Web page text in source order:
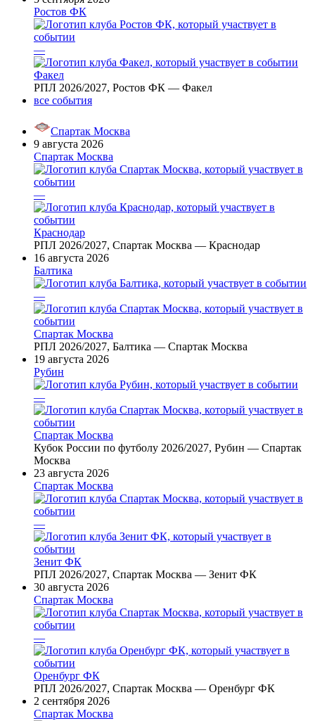
Ростов ФК
—
Факел
РПЛ 2026/2027, Ростов ФК — Факел
все события
Спартак Москва
9 августа 2026
Спартак Москва
—
Краснодар
РПЛ 2026/2027, Спартак Москва — Краснодар
16 августа 2026
Балтика
—
Спартак Москва
РПЛ 2026/2027, Балтика — Спартак Москва
19 августа 2026
Рубин
—
Спартак Москва
Кубок России по футболу 2026/2027, Рубин — Спартак
Москва
23 августа 2026
Спартак Москва
—
Зенит ФК
РПЛ 2026/2027, Спартак Москва — Зенит ФК
30 августа 2026
Спартак Москва
—
Оренбург ФК
РПЛ 2026/2027, Спартак Москва — Оренбург ФК
2 сентября 2026
Спартак Москва